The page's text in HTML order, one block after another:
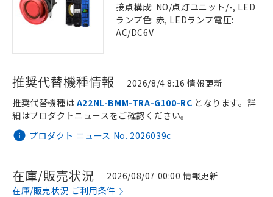
接点構成: NO/点灯ユニット/-, LED
ランプ色: 赤, LEDランプ電圧:
AC/DC6V
推奨代替機種情報 2026/8/4 8:16 情報更新
プロダクト ニュース No. 2026039c
推奨代替機種は A22NL-BMM-TRA-G100-RC となります。詳
細はプロダクトニュースをご確認ください。
在庫/販売状況
2026/08/07 00:00 情報更新
在庫/販売状況 ご利用条件